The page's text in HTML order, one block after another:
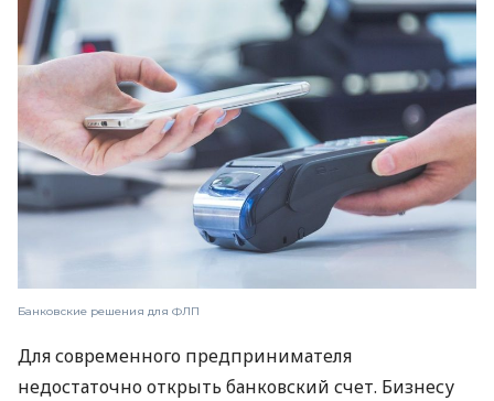
Банковские решения для ФЛП
Для современного предпринимателя
недостаточно открыть банковский счет. Бизнесу